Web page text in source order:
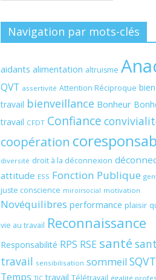
Navigation par mots-clés
aidants alimentation altruisme
QVT assertivité Attention Réciproque
travail bienveillance Bonheur
travail CFDT Confiance
coopération
diversité droit à la déconnexion
attitude ESS Fonction Publique
juste conscience miroirsocial motivation
Novéquilibres performance plaisir
vie au travail Reconnaissance
Responsabilité RPS RSE santé
travail sensibilisation sommeil SQVT
Temps TIC travail Télétravail égalité